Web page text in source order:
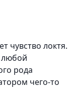
чувство локтя.
любой
рода
чего-то